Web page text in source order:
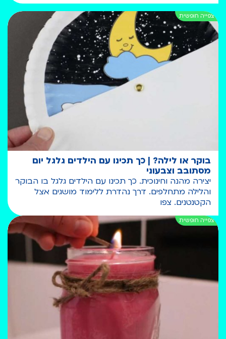
בוקר או לילה? | כך תכינו עם הילדים גלגל יום
מסתובב וצבעוני
יצירה מהנה וחינוכית. כך תכינו עם הילדים גלגל בו הבוקר
והלילה מתחלפים. דרך נהדרת ללימוד מושגים אצל
הקטנטנים. צפו